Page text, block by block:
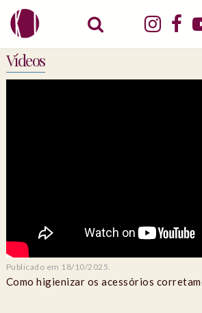
Vídeos
Publicado em 18/10/2025.
Como higienizar os acessórios